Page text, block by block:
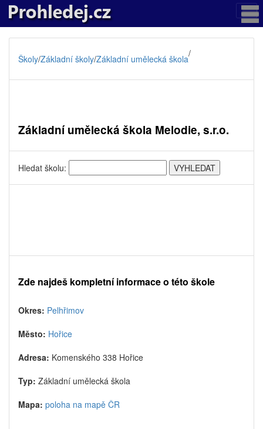
Školy/Základní školy/Základní umělecká škola/
Základní umělecká škola Melodie, s.r.o.
Hledat školu:
Zde najdeš kompletní informace o této škole
Okres: Pelhřimov
Město: Hořice
Adresa: Komenského 338 Hořice
Typ: Základní umělecká škola
Mapa: poloha na mapě ČR